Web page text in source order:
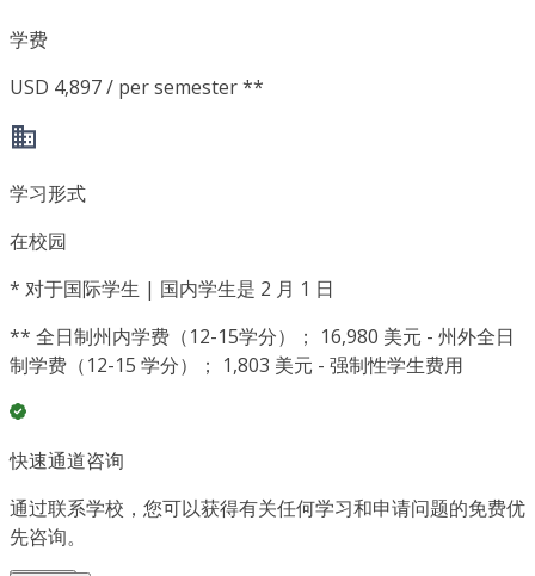
学费
USD 4,897 / per semester **
学习形式
在校园
* 对于国际学生 | 国内学生是 2 月 1 日
** 全日制州内学费（12-15学分）； 16,980 美元 - 州外全日
制学费（12-15 学分）； 1,803 美元 - 强制性学生费用
快速通道咨询
通过联系学校，您可以获得有关任何学习和申请问题的免费优
先咨询。